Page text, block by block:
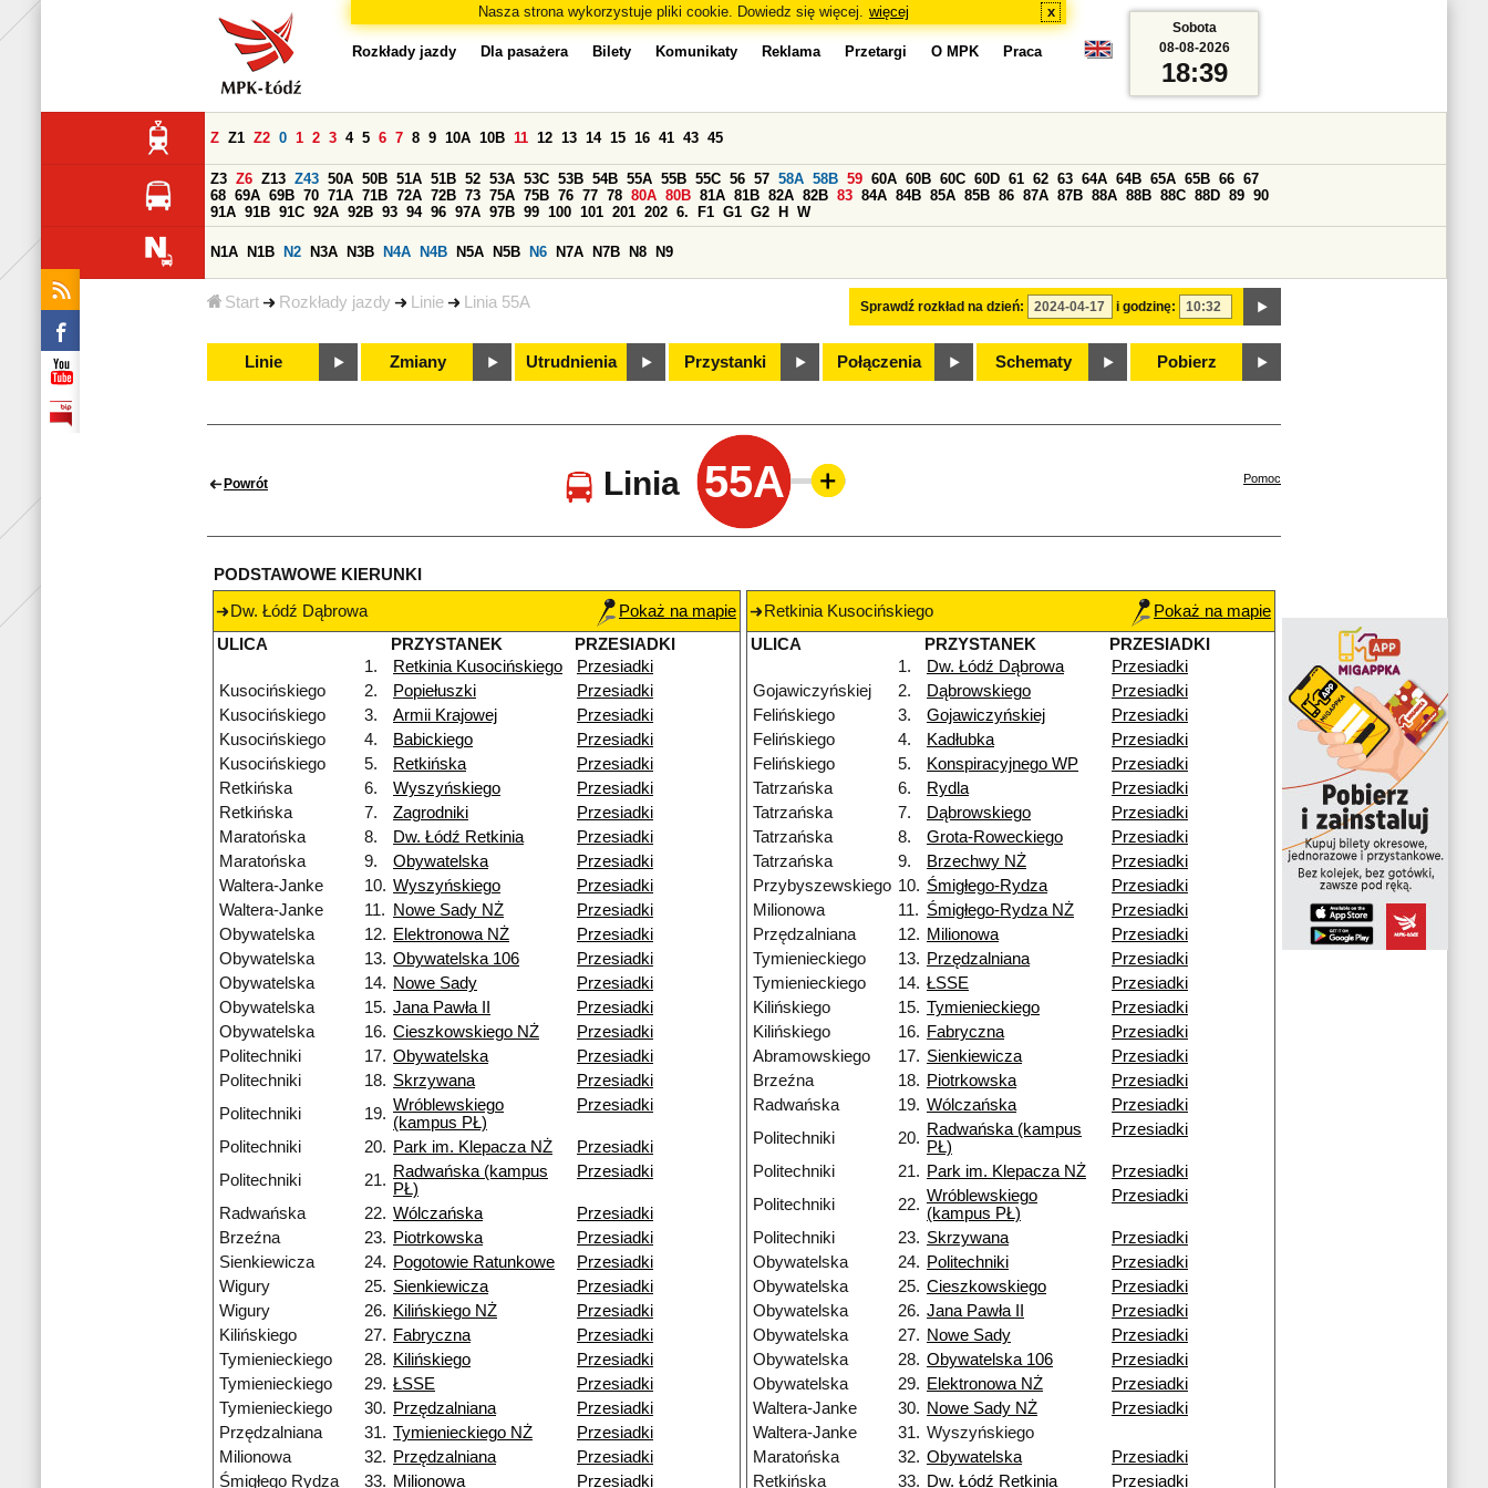
Nasza strona wykorzystuje pliki cookie. Dowiedz się więcej. więcej x
Start Rozkłady jazdy Linie Linia 55A
Rozkłady jazdy Dla pasażera Bilety Komunikaty Reklama Przetargi O MPK Praca
Sprawdź rozkład na dzień: i godzinę:
Z Z1 Z2 0 1 2 3 4 5 6 7 8 9 10A 10B 11 12 13 14 15 16 41 43 45
Z3 Z6 Z13 Z43 50A 50B 51A 51B 52 53A 53C 53B 54B 55A 55B 55C 56 57 58A 58B 59 60A 60B 60C 60D 61 62 63 64A 64B 65A 65B 66 67
68 69A 69B 70 71A 71B 72A 72B 73 75A 75B 76 77 78 80A 80B 81A 81B 82A 82B 83 84A 84B 85A 85B 86 87A 87B 88A 88B 88C 88D 89 90
91A 91B 91C 92A 92B 93 94 96 97A 97B 99 100 101 201 202 6. F1 G1 G2 H W
N1A N1B N2 N3A N3B N4A N4B N5A N5B N6 N7A N7B N8 N9
Linie Zmiany Utrudnienia Przystanki Połączenia Schematy Pobierz
Sobota
08-08-2026
18:39
Powrót Linia 55A Pomoc
PODSTAWOWE KIERUNKI
Dw. Łódź Dąbrowa
Pokaż na mapie
ULICA
PRZYSTANEK
PRZESIADKI
1.
Retkinia Kusocińskiego
Przesiadki
Kusocińskiego
2. Popiełuszki
Przesiadki
Kusocińskiego
3. Armii Krajowej
Przesiadki
Kusocińskiego
4. Babickiego
Przesiadki
Kusocińskiego
5. Retkińska
Przesiadki
Retkińska
6. Wyszyńskiego
Przesiadki
Retkińska
7. Zagrodniki
Przesiadki
Maratońska
8. Dw. Łódź Retkinia
Przesiadki
Maratońska
9. Obywatelska
Przesiadki
Waltera-Janke
10. Wyszyńskiego
Przesiadki
Waltera-Janke
11. Nowe Sady NŻ
Przesiadki
Obywatelska
12. Elektronowa NŻ
Przesiadki
Obywatelska
13. Obywatelska 106
Przesiadki
Obywatelska
14. Nowe Sady
Przesiadki
Obywatelska
15. Jana Pawła II
Przesiadki
Obywatelska
16. Cieszkowskiego NŻ
Przesiadki
Politechniki
17. Obywatelska
Przesiadki
Politechniki
18. Skrzywana
Przesiadki
Politechniki
19. Wróblewskiego
(kampus PŁ)
Przesiadki
Politechniki 20. Park im. Klepacza NŻ
Przesiadki
Politechniki
21. Radwańska (kampus
PŁ)
Przesiadki
Radwańska 22. Wólczańska
Przesiadki
Brzeźna
23. Piotrkowska
Przesiadki
Sienkiewicza
24. Pogotowie Ratunkowe
Przesiadki
Wigury
25. Sienkiewicza
Przesiadki
Wigury
26. Kilińskiego NŻ
Przesiadki
Kilińskiego
27. Fabryczna
Przesiadki
Tymienieckiego
28. Kilińskiego
Przesiadki
Tymienieckiego
29. ŁSSE
Przesiadki
Tymienieckiego
30. Przędzalniana
Przesiadki
Przędzalniana
31. Tymienieckiego NŻ
Przesiadki
Milionowa
32. Przędzalniana
Przesiadki
Śmigłego Rydza
33. Milionowa Przesiadki
Retkinia Kusocińskiego
Pokaż na mapie
ULICA
PRZYSTANEK
PRZESIADKI
1.
Dw. Łódź Dąbrowa
Przesiadki
Gojawiczyńskiej
2. Dąbrowskiego
Przesiadki
Felińskiego
3. Gojawiczyńskiej
Przesiadki
Felińskiego
4. Kadłubka
Przesiadki
Felińskiego
5. Konspiracyjnego WP
Przesiadki
Tatrzańska
6. Rydla
Przesiadki
Tatrzańska
7. Dąbrowskiego
Przesiadki
Tatrzańska
8. Grota-Roweckiego
Przesiadki
Tatrzańska
9. Brzechwy NŻ
Przesiadki
Przybyszewskiego 10. Śmigłego-Rydza
Przesiadki
Milionowa
11. Śmigłego-Rydza NŻ
Przesiadki
Przędzalniana
12. Milionowa
Przesiadki
Tymienieckiego
13. Przędzalniana
Przesiadki
Tymienieckiego
14. ŁSSE
Przesiadki
Kilińskiego
15. Tymienieckiego
Przesiadki
Kilińskiego
16. Fabryczna
Przesiadki
Abramowskiego
17. Sienkiewicza
Przesiadki
Brzeźna
18. Piotrkowska
Przesiadki
Radwańska
19. Wólczańska
Przesiadki
Politechniki
20. Radwańska (kampus
PŁ)
Przesiadki
Politechniki 21. Park im. Klepacza NŻ
Przesiadki
Politechniki
22. Wróblewskiego
(kampus PŁ)
Przesiadki
Politechniki 23. Skrzywana
Przesiadki
Obywatelska
24. Politechniki
Przesiadki
Obywatelska
25. Cieszkowskiego
Przesiadki
Obywatelska
26. Jana Pawła II
Przesiadki
Obywatelska
27. Nowe Sady
Przesiadki
Obywatelska
28. Obywatelska 106
Przesiadki
Obywatelska
29. Elektronowa NŻ
Przesiadki
Waltera-Janke
30. Nowe Sady NŻ
Przesiadki
Waltera-Janke
31. Wyszyńskiego
Maratońska
32. Obywatelska
Przesiadki
Retkińska
33. Dw. Łódź Retkinia Przesiadki